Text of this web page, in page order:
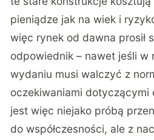
pieniądze jak na wiek i
więc rynek od dawna prosił
odpowiednik – nawet jeśli w
wydaniu musi walczyć z
oczekiwaniami dotyczącymi
jest więc niejako próbą
do współczesności, ale z